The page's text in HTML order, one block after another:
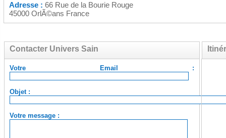
Adresse : 66 Rue de la Bourie Rouge
45000 OrlÃ©ans France
Contacter Univers Sain
Votre Email :
Objet :
Votre message :